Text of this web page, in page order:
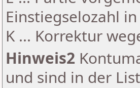
Einstiegselozahl
K ... Korrektur
Hinweis2
und sind in der